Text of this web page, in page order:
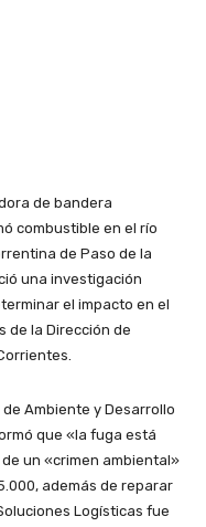
de bandera
combustible en el río
de Paso de la
una investigación
el impacto en el
de la Dirección de
Ambiente y Desarrollo
que «la fuga está
un «crimen ambiental»
además de reparar
Logísti­cas fue